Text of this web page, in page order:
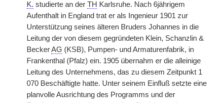
K. studierte an der TH Karlsruhe. Nach 6jährigem
Aufenthalt in England trat er als Ingenieur 1901 zur
Unterstützung seines älteren Bruders Johannes in die
Leitung der von diesem gegründeten Klein, Schanzlin &
BeckerAG (KSB), Pumpen- und Armaturenfabrik, in
Frankenthal (Pfalz) ein. 1905 übernahm er die alleinige
Leitung des Unternehmens, das zu diesem Zeitpunkt 1
070 Beschäftigte hatte. Unter seinem Einfluß setzte eine
planvolle Ausrichtung des Programms und der